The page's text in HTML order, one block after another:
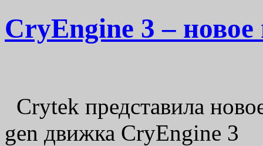
CryEngine 3 – новое
Crytek представила
gen движка CryEngine 3